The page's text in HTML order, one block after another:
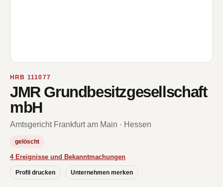
HRB 111077
JMR Grundbesitzgesellschaft
mbH
Amtsgericht Frankfurt am Main · Hessen
gelöscht
4 Ereignisse und Bekanntmachungen
Profil drucken Unternehmen merken